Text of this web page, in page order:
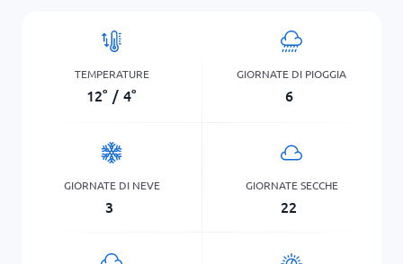
TEMPERATURE
12° / 4°
GIORNATE DI PIOGGIA
6
GIORNATE DI NEVE
3
GIORNATE SECCHE
22